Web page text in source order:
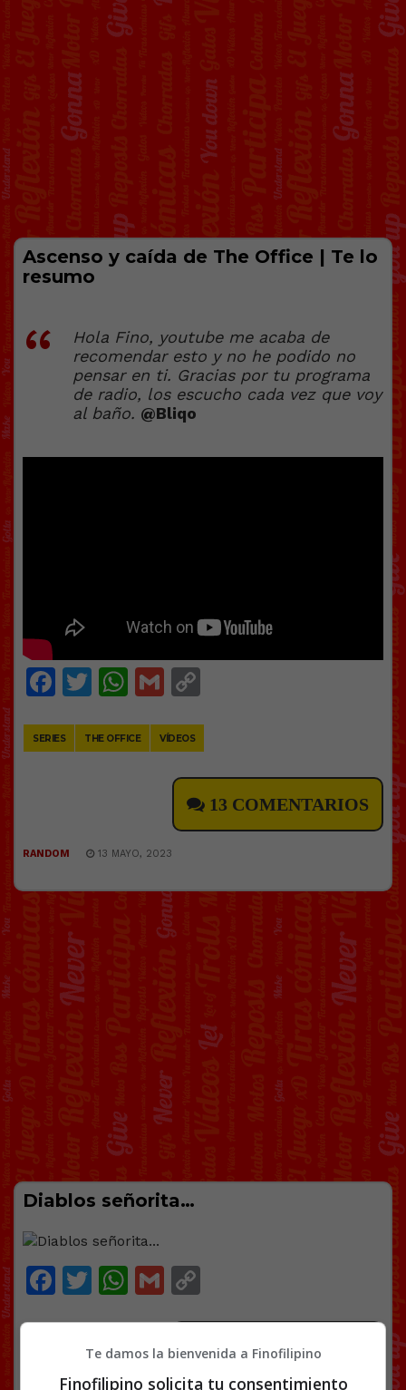
Ascenso y caída de The Office | Te lo
resumo
Hola Fino, youtube me acaba de
recomendar esto y no he podido no
pensar en ti. Gracias por tu programa
de radio, los escucho cada vez que voy
al baño. @Bliqo
Facebook
Twitter
WhatsApp
Gmail
SERIES THE OFFICE VÍDEOS
13 COMENTARIOS
RANDOM 13 MAYO, 2023
Diablos señorita…
Facebook
Twitter
WhatsApp
Gmail
17 COMENTARIOS
Te damos la bienvenida a Finofilipino
Finofilipino solicita tu consentimiento